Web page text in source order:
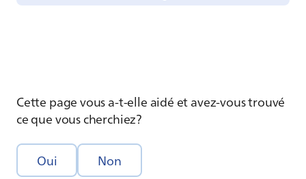
Cette page vous a-t-elle aidé et avez-vous trouvé
ce que vous cherchiez?
Oui Non